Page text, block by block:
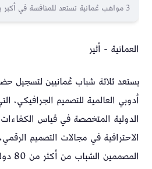
3 مواهب عُمانية تستعد للمنافسة في أكبر بطولة للتصميم الجرافيكي
العمانية - أثير
يستعد ثلاثة شباب عُمانيين لتسجيل
أدوبي العالمية للتصميم الجرافيكي،
الدولية المتخصصة في قياس الكفاءات
الاحترافية في مجالات التصميم